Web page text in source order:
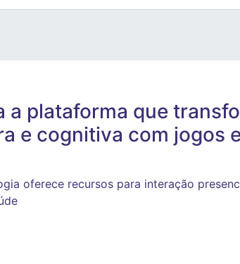
a plataforma que
e cognitiva com jogos
oferece recursos para interação